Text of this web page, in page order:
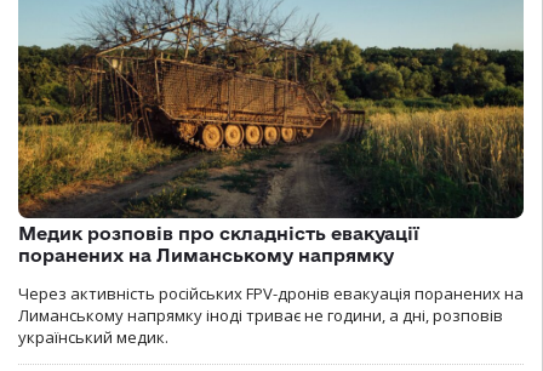
Медик розповів про складність евакуації
поранених на Лиманському напрямку
Через активність російських FPV-дронів евакуація поранених на
Лиманському напрямку іноді триває не години, а дні, розповів
український медик.